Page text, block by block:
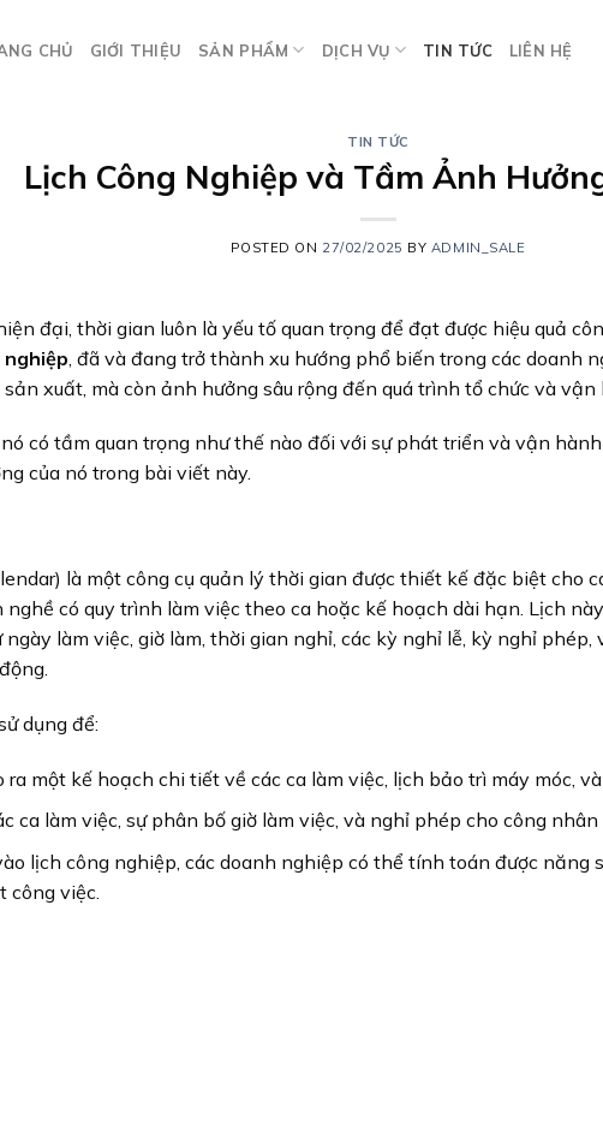
CHỦ GIỚI THIỆU SẢN PHẨM DỊCH VỤ TIN TỨC LIÊN HỆ
TIN TỨC
Lịch Công Nghiệp và Tầm Ảnh
POSTED ON 27/02/2025 BY ADMIN_SALE
đại, thời gian luôn là yếu tố quan trọng để đạt được hiệu quả
nghiệp , đã và đang trở thành xu hướng phổ biến trong các doanh
xuất, mà còn ảnh hưởng sâu rộng đến quá trình tổ chức và
nó có tầm quan trọng như thế nào đối với sự phát triển và vận
của nó trong bài viết này.
là một công cụ quản lý thời gian được thiết kế đặc biệt cho
nghề có quy trình làm việc theo ca hoặc kế hoạch dài hạn. Lịch
làm việc, giờ làm, thời gian nghỉ, các kỳ nghỉ lễ, kỳ nghỉ
dụng để:
ra một kế hoạch chi tiết về các ca làm việc, lịch bảo trì máy móc,
ca làm việc, sự phân bố giờ làm việc, và nghỉ phép cho công nhân
lịch công nghiệp, các doanh nghiệp có thể tính toán được năng
công việc.